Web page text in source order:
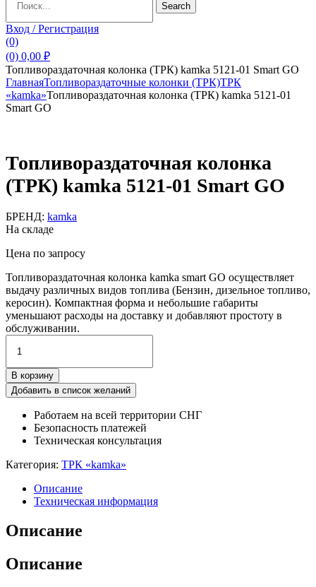
for:
Search
Вход / Регистрация
(0)
(0) 0,00 ₽
Топливораздаточная колонка (ТРК) kamka 5121-01 Smart GO
ГлавнаяТопливораздаточные колонки (ТРК)ТРК
«kamka»Топливораздаточная колонка (ТРК) kamka 5121-01
Smart GO
Топливораздаточная колонка
(ТРК) kamka 5121-01 Smart GO
БРЕНД: kamka
На складе
Цена по запросу
Топливораздаточная колонка kamka smart GO осуществляет
выдачу различных видов топлива (Бензин, дизельное топливо,
керосин). Компактная форма и небольшие габариты
уменьшают расходы на доставку и добавляют простоту в
обслуживании.
товара
Топливораздаточная
колонка
(ТРК)
5121-
Smart
В корзину
Добавить в список желаний
Работаем на всей территории СНГ
Безопасность платежей
Техническая консультация
Категория: ТРК «kamka»
Описание
Техническая информация
Описание
Описание